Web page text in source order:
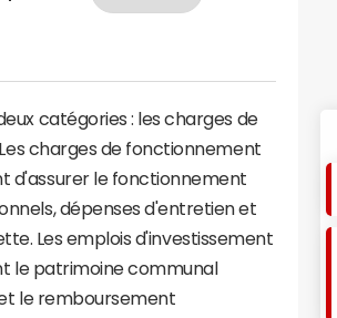
catégories : les charges de
charges de fonctionnement
d'assurer le fonctionnement
dépenses d'entretien et
Les emplois d'investissement
le patrimoine communal
le remboursement